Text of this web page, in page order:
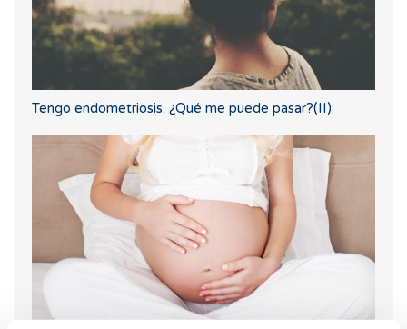
Tengo endometriosis. ¿Qué me puede pasar?(II)